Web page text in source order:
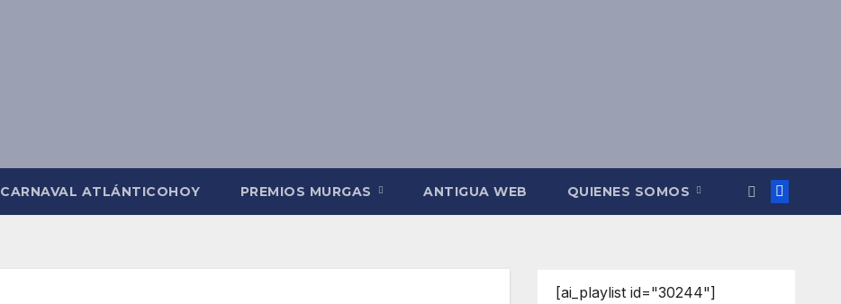
CARNAVAL ATLÁNTICOHOY PREMIOS MURGAS ANTIGUA WEB QUIENES SOMOS
[ai_playlist id="30244"]